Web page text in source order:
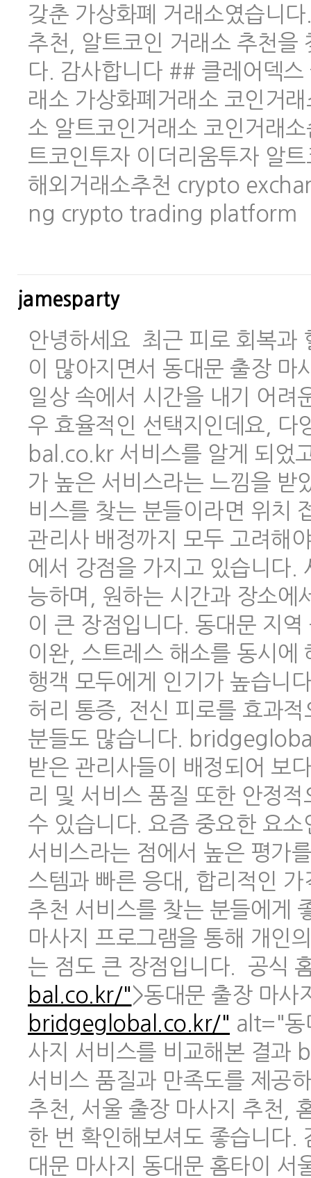
갖춘 가상화폐 거래소였습니
추천, 알트코인 거래소 추천을
다. 감사합니다 ## 클레어덱
래소 가상화폐거래소 코인거
소 알트코인거래소 코인거래
트코인투자 이더리움투자 알
해외거래소추천 crypto
ng crypto trading platform
jamesparty
안녕하세요 최근 피로 회복과
이 많아지면서 동대문 출장 마
일상 속에서 시간을 내기 어려
우 효율적인 선택지인데요,
bal.co.kr 서비스를 알게 되었
가 높은 서비스라는 느낌을 받
비스를 찾는 분들이라면 위치
관리사 배정까지 모두 고려해
에서 강점을 가지고 있습니다.
능하며, 원하는 시간과 장소에
이 큰 장점입니다. 동대문 지
이완, 스트레스 해소를 동시에
행객 모두에게 인기가 높습니
허리 통증, 전신 피로를 효과
분들도 많습니다.
받은 관리사들이 배정되어 보
리 및 서비스 품질 또한 안정
수 있습니다. 요즘 중요한 요
서비스라는 점에서 높은 평가
스템과 빠른 응대, 합리적인
추천 서비스를 찾는 분들에게
마사지 프로그램을 통해 개인
는 점도 큰 장점입니다. 공식
bal.co.kr/">동대문 출장 마
bridgeglobal.co.kr/" alt="동
사지 서비스를 비교해본 결과
서비스 품질과 만족도를 제공
추천, 서울 출장 마사지 추천,
한 번 확인해보셔도 좋습니다
대문 마사지 동대문 홈타이 서